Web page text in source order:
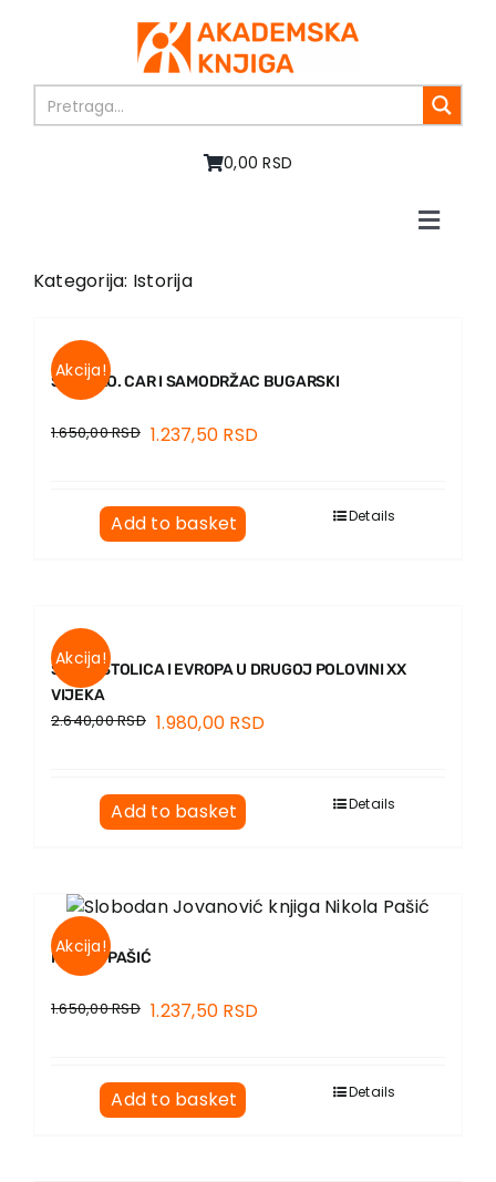
0,00 RSD
Toggle
About us
In preparation
Authors
EU PROJECTS
Kategorija: Istorija
Akcija!
SAMUILO. CAR I SAMODRŽAC BUGARSKI
1.650,00RSD 1.237,50 RSD
Add to basket Details
Akcija!
SVETA STOLICA I EVROPA U DRUGOJ POLOVINI XX
VIJEKA
2.640,00RSD 1.980,00 RSD
Add to basket Details
Akcija!
NIKOLA PAŠIĆ
1.650,00RSD 1.237,50 RSD
Add to basket Details